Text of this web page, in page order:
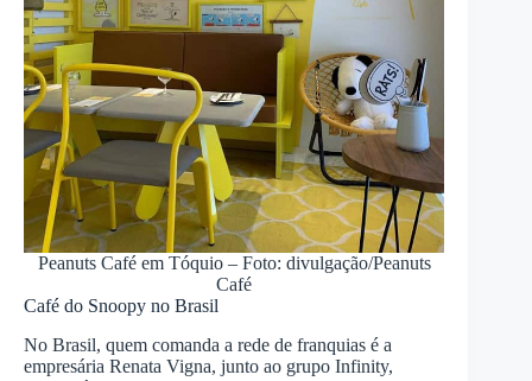
Peanuts Café em Tóquio – Foto: divulgação/Peanuts
Café
Café do Snoopy no Brasil
No Brasil, quem comanda a rede de franquias é a
empresária Renata Vigna, junto ao grupo Infinity,